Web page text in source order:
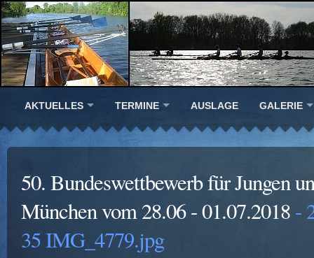
AKTUELLES TERMINE AUSLAGE GALERIE
50. Bundeswettbewerb für Jungen
München vom 28.06 - 01.07.2018-
35 IMG_4779.jpg